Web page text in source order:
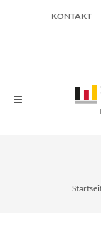
KONTAKT